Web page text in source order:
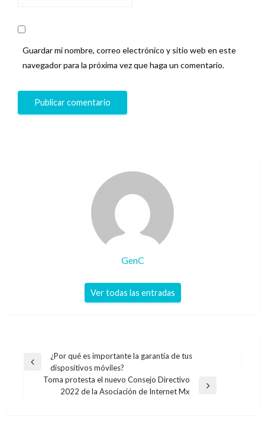
Guardar mi nombre, correo electrónico y sitio web en este
navegador para la próxima vez que haga un comentario.
GenC
Ver todas las entradas
Navegación
entradas
Entrada
anterior
¿Por qué es importante la garantía de tus
dispositivos móviles?
Entrada
Toma protesta el nuevo Consejo Directivo
2022 de la Asociación de Internet Mx